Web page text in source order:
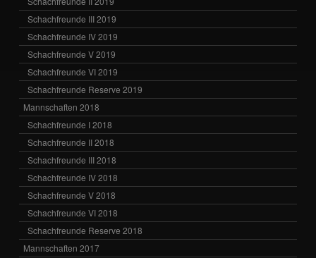
Schachfreunde III 2019
Schachfreunde IV 2019
Schachfreunde V 2019
Schachfreunde VI 2019
Schachfreunde Reserve 2019
Mannschaften 2018
Schachfreunde I 2018
Schachfreunde II 2018
Schachfreunde III 2018
Schachfreunde IV 2018
Schachfreunde V 2018
Schachfreunde VI 2018
Schachfreunde Reserve 2018
Mannschaften 2017